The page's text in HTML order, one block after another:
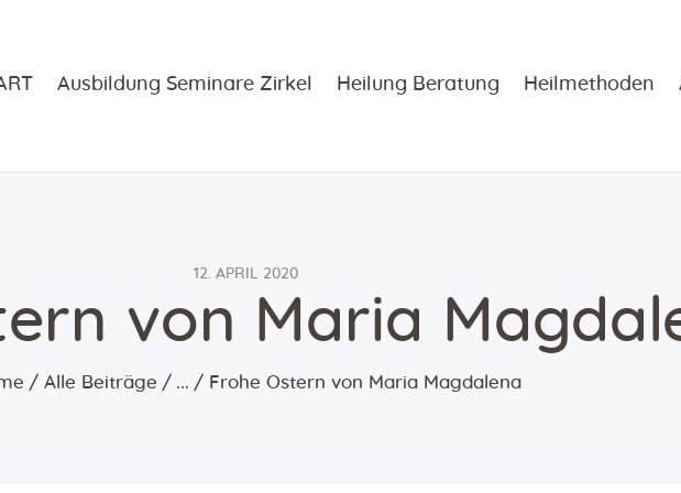
Ausbildung Seminare Zirkel Heilung Beratung Heilmethoden
12. APRIL 2020
von Maria
Alle Beiträge ... Frohe Ostern von Maria Magdalena
Ausbildung
Heilung
Beratung
Heilmethode